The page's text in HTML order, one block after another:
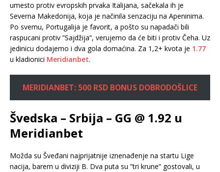
umesto protiv evropskih prvaka Italijana, sačekala ih je
Severna Makedonija, koja je načinila senzaciju na Apeninima.
Po svemu, Portugalija je favorit, a pošto su napadači bili
raspucani protiv ”Sajdžija”, verujemo da će biti i protiv Čeha. Uz
jedinicu dodajemo i dva gola domaćina. Za 1,2+ kvota je 1.77
u kladionici Meridianbet.
MERIDIANBET: 500 RSD BONUS DOBRODOŠLICE
Švedska – Srbija – GG @ 1.92 u
Meridianbet
Možda su Šveđani najprijatnije iznenađenje na startu Lige
nacija, barem u diviziji B. Dva puta su ”tri krune” gostovali, u